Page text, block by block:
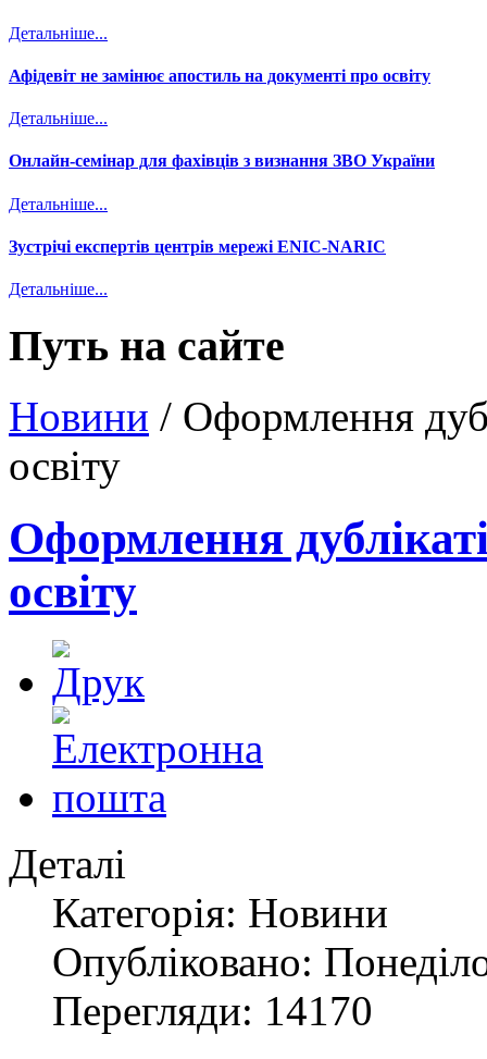
Детальніше...
Афідевіт не замінює апостиль на документі про освіту
Детальніше...
Онлайн-семінар для фахівців з визнання ЗВО України
Детальніше...
Зустрічі експертів центрів мережі ENIC-NARIC
Детальніше...
Путь на сайте
Новини / Оформлення
освіту
Оформлення
освіту
Деталі
Категорія: Новини
Опубліковано:
Перегляди: 14170